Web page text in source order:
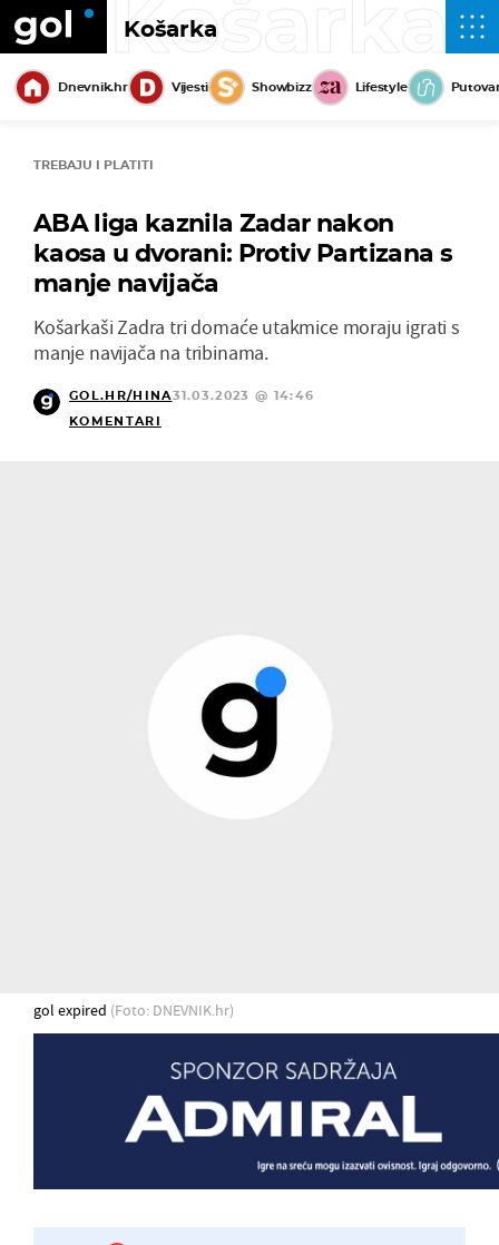
Košarka
Košarka
Dnevnik.hr Vijesti Showbizz Lifestyle
TREBAJU I PLATITI
ABA liga kaznila Zadar nakon
kaosa u dvorani: Protiv Partizana s
manje navijača
Košarkaši Zadra tri domaće utakmice moraju igrati s
manje navijača na tribinama.
GOL.HR/HINA31.03.2023 @ 14:46
KOMENTARI
gol expired (Foto: DNEVNIK.hr)